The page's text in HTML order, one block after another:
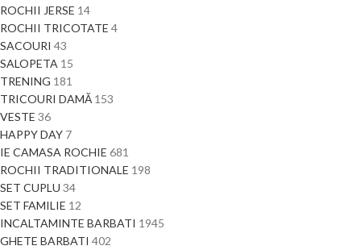
ROCHII JERSE 14
ROCHII TRICOTATE 4
SACOURI 43
SALOPETA 15
TRENING 181
TRICOURI DAMĂ 153
VESTE 36
HAPPY DAY 7
IE CAMASA ROCHIE 681
ROCHII TRADITIONALE 198
SET CUPLU 34
SET FAMILIE 12
INCALTAMINTE BARBATI 1945
GHETE BARBATI 402